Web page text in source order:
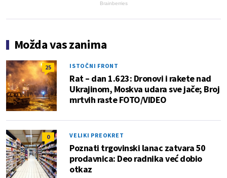
Brainberries
Možda vas zanima
25 ISTOČNI FRONT
Rat – dan 1.623: Dronovi i rakete nad
Ukrajinom, Moskva udara sve jače; Broj
mrtvih raste FOTO/VIDEO
0 VELIKI PREOKRET
Poznati trgovinski lanac zatvara 50
prodavnica: Deo radnika već dobio
otkaz